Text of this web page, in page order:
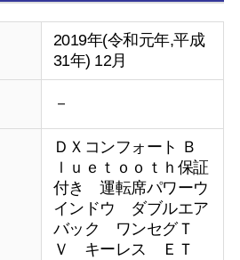
2019年(令和元年,平成
31年) 12月
－
ＤＸコンフォート Ｂ
ｌｕｅｔｏｏｔｈ保証
付き 運転席パワーウ
インドウ ダブルエア
バック ワンセグＴ
Ｖ キーレス ＥＴ